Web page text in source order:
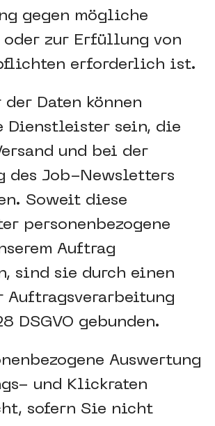
gegen mögliche
oder zur Erfüllung von
erforderlich ist.
der Daten können
Dienstleister sein, die
und bei der
des Job-Newsletters
Soweit diese
personenbezogene
Auftrag
sind sie durch einen
Auftragsverarbeitung
DSGVO gebunden.
Auswertung
und Klickraten
sofern Sie nicht